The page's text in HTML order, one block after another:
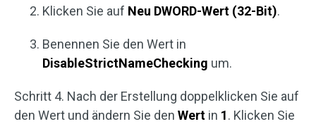
Klicken Sie auf Neu DWORD-Wert (32-Bit).
Benennen Sie den Wert in
DisableStrictNameChecking um.
Schritt 4. Nach der Erstellung doppelklicken Sie auf
den Wert und ändern Sie den Wert in 1. Klicken Sie